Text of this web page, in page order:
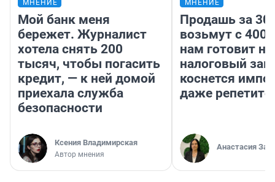
МНЕНИЕ
Мой банк меня
бережет. Журналист
хотела снять 200
тысяч, чтобы погасить
кредит, — к ней домой
приехала служба
безопасности
Ксения Владимирская
Автор мнения
МНЕНИЕ
Продашь за
возьмут с
нам готовит
налоговый
коснется
даже
Анастасия